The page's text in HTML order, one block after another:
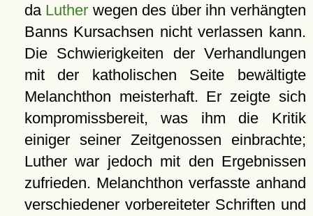
da Luther wegen des über ihn verhängten
Banns Kursachsen nicht verlassen kann.
Die Schwierigkeiten der Verhandlungen
mit der katholischen Seite bewältigte
Melanchthon meisterhaft. Er zeigte sich
kompromissbereit, was ihm die Kritik
einiger seiner Zeitgenossen einbrachte;
Luther war jedoch mit den Ergebnissen
zufrieden. Melanchthon verfasste anhand
verschiedener vorbereiteter Schriften und